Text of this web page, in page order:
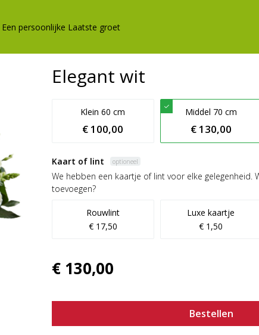
Een persoonlijke Laatste groet
Elegant wit
Klein 60 cm
€ 100,00
Middel 70 cm
€ 130,00
Kaart of lint optioneel
We hebben een kaartje of lint voor elke gelegenheid.
toevoegen?
Rouwlint
€ 17,50
Luxe kaartje
€ 1,50
€ 130,00
Bestellen